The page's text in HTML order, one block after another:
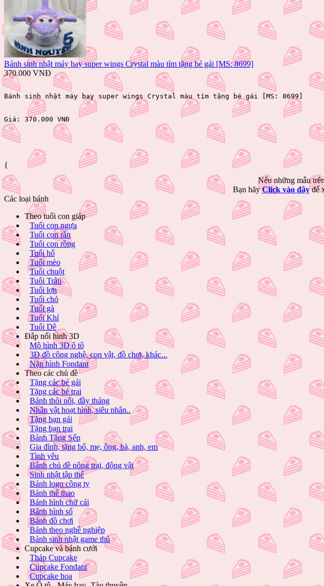
Bánh sinh nhật máy bay super wings Crystal màu tím tặng bé gái [MS: 8699]
370.000 VNĐ
Bánh sinh nhật máy bay super wings Crystal màu tím tặng bé gái [MS: 8699]
Giá: 370.000 VNĐ
{
Nếu những mẫu
Bạn hãyClick vào đâyđể
Các loại bánh
Theo tuổi con giáp
Tuổi con ngựa
Tuổi con rắn
Tuổi con rồng
Tuổi hổ
Tuổi mèo
Tuổi chuột
Tuổi Trâu
Tuổi lợn
Tuổi chó
Tuổi gà
Tuổi Khỉ
Tuổi Dê
Đắp nổi hình 3D
Mô hình 3D ô tô
3D đồ công nghệ, con vật, đồ chơi, khác...
Nặn hình Fondant
Theo các chủ đề
Tặng các bé gái
Tặng các bé trai
Bánh thôi nôi, đầy tháng
Nhân vật hoạt hình, siêu nhân..
Tặng bạn gái
Tặng bạn trai
Bánh Tặng Sếp
Gia đình, tặng bố, mẹ, ông, bà, anh, em
Tình yêu
Bánh chủ đề nông trại, động vật
Sinh nhật tập thể
Bánh logo công ty
Bánh thể thao
Bánh hình chữ cái
Bánh hình số
Bánh đồ chơi
Bánh theo nghề nghiệp
Bánh sinh nhật game thủ
Cupcake và bánh cưới
Tháp Cupcake
Cupcake Fondant
Cupcake hoa